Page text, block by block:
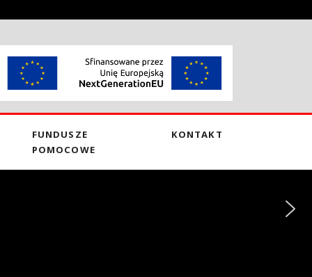
FUNDUSZE
POMOCOWE
KONTAKT